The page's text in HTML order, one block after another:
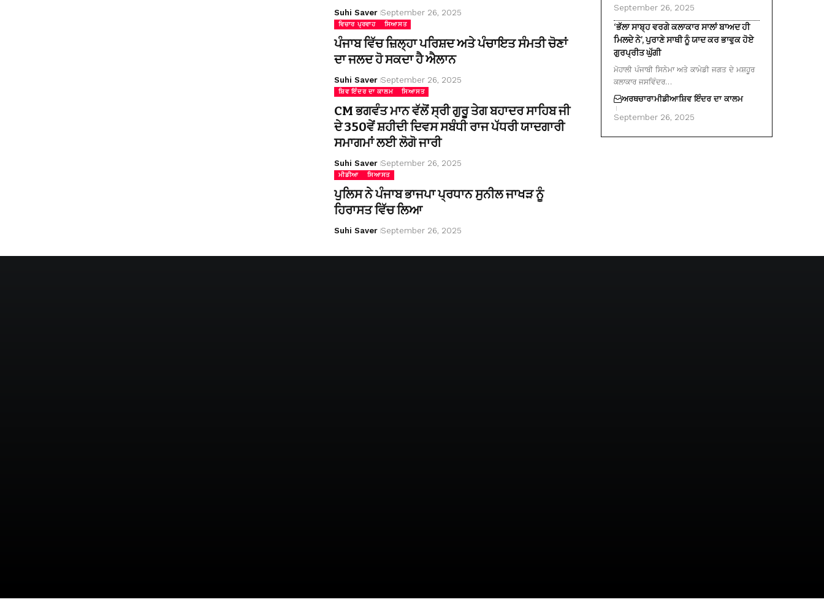
Suhi Saver September 26, 2025
ਵਿਚਾਰ ਪ੍ਰਵਾਹ ਸਿਆਸਤ
ਪੰਜਾਬ ਵਿੱਚ ਜ਼ਿਲ੍ਹਾ ਪਰਿਸ਼ਦ ਅਤੇ ਪੰਚਾਇਤ ਸੰਮਤੀ ਚੋਣਾਂ
ਦਾ ਜਲਦ ਹੋ ਸਕਦਾ ਹੈ ਐਲਾਨ
Suhi Saver September 26, 2025
ਸ਼ਿਵ ਇੰਦਰ ਦਾ ਕਾਲਮ ਸਿਆਸਤ
CM ਭਗਵੰਤ ਮਾਨ ਵੱਲੋਂ ਸ੍ਰੀ ਗੁਰੂ ਤੇਗ ਬਹਾਦਰ ਸਾਹਿਬ ਜੀ
ਦੇ 350ਵੇਂ ਸ਼ਹੀਦੀ ਦਿਵਸ ਸਬੰਧੀ ਰਾਜ ਪੱਧਰੀ ਯਾਦਗਾਰੀ
ਸਮਾਗਮਾਂ ਲਈ ਲੋਗੋ ਜਾਰੀ
Suhi Saver September 26, 2025
ਮੀਡੀਆ ਸਿਆਸਤ
ਪੁਲਿਸ ਨੇ ਪੰਜਾਬ ਭਾਜਪਾ ਪ੍ਰਧਾਨ ਸੁਨੀਲ ਜਾਖੜ ਨੂੰ
ਹਿਰਾਸਤ ਵਿੱਚ ਲਿਆ
Suhi Saver September 26, 2025
September 26, 2025
‘ਭੱਲਾ ਸਾਬ੍ਹ ਵਰਗੇ ਕਲਾਕਾਰ ਸਾਲਾਂ ਬਾਅਦ ਹੀ
ਮਿਲਦੇ ਨੇ’, ਪੁਰਾਣੇ ਸਾਥੀ ਨੂੰ ਯਾਦ ਕਰ ਭਾਵੁਕ ਹੋਏ
ਗੁਰਪ੍ਰੀਤ ਘੁੱਗੀ
ਮੋਹਾਲੀ ਪੰਜਾਬੀ ਸਿਨੇਮਾ ਅਤੇ ਕਾਮੇਡੀ ਜਗਤ ਦੇ ਮਸ਼ਹੂਰ
ਕਲਾਕਾਰ ਜਸਵਿੰਦਰ…
ਅਰਥਚਾਰਾਮੀਡੀਆਸ਼ਿਵ ਇੰਦਰ ਦਾ ਕਾਲਮ
September 26, 2025